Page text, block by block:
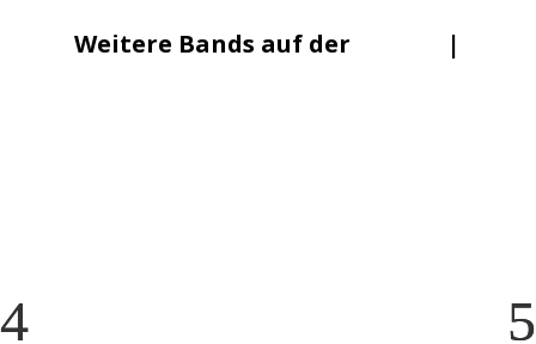
Weitere Bands auf der
|